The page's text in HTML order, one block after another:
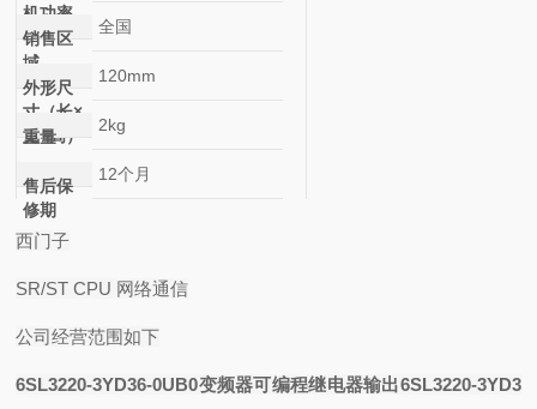
机功率
销售区
域
全国
外形尺
寸（长×
宽×高）
120mm
重量
2kg
售后保
修期
12个月
西门子
SR/ST CPU 网络通信
公司经营范围如下
6SL3220-3YD36-0UB0变频器可编程继电器输出6SL3220-3YD3